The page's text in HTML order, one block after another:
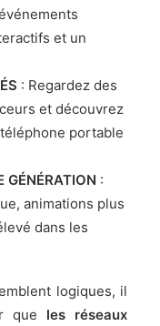
et un
: Regardez des
et découvrez
portable
GÉNÉRATION :
animations plus
dans les
logiques, il
que les réseaux